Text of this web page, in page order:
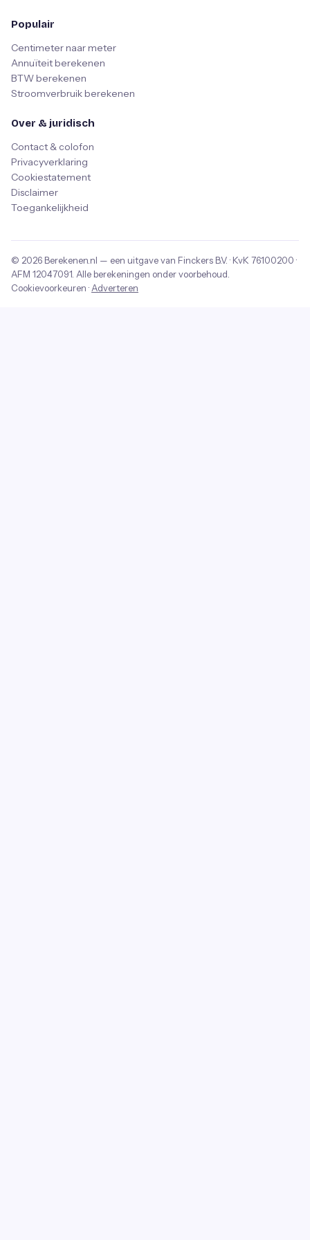
Populair
Centimeter naar meter
Annuïteit berekenen
BTW berekenen
Stroomverbruik berekenen
Over & juridisch
Contact & colofon
Privacyverklaring
Cookiestatement
Disclaimer
Toegankelijkheid
© 2026 Berekenen.nl — een uitgave van Finckers B.V. · KvK 76100200 ·
AFM 12047091 . Alle berekeningen onder voorbehoud.
Cookievoorkeuren · Adverteren